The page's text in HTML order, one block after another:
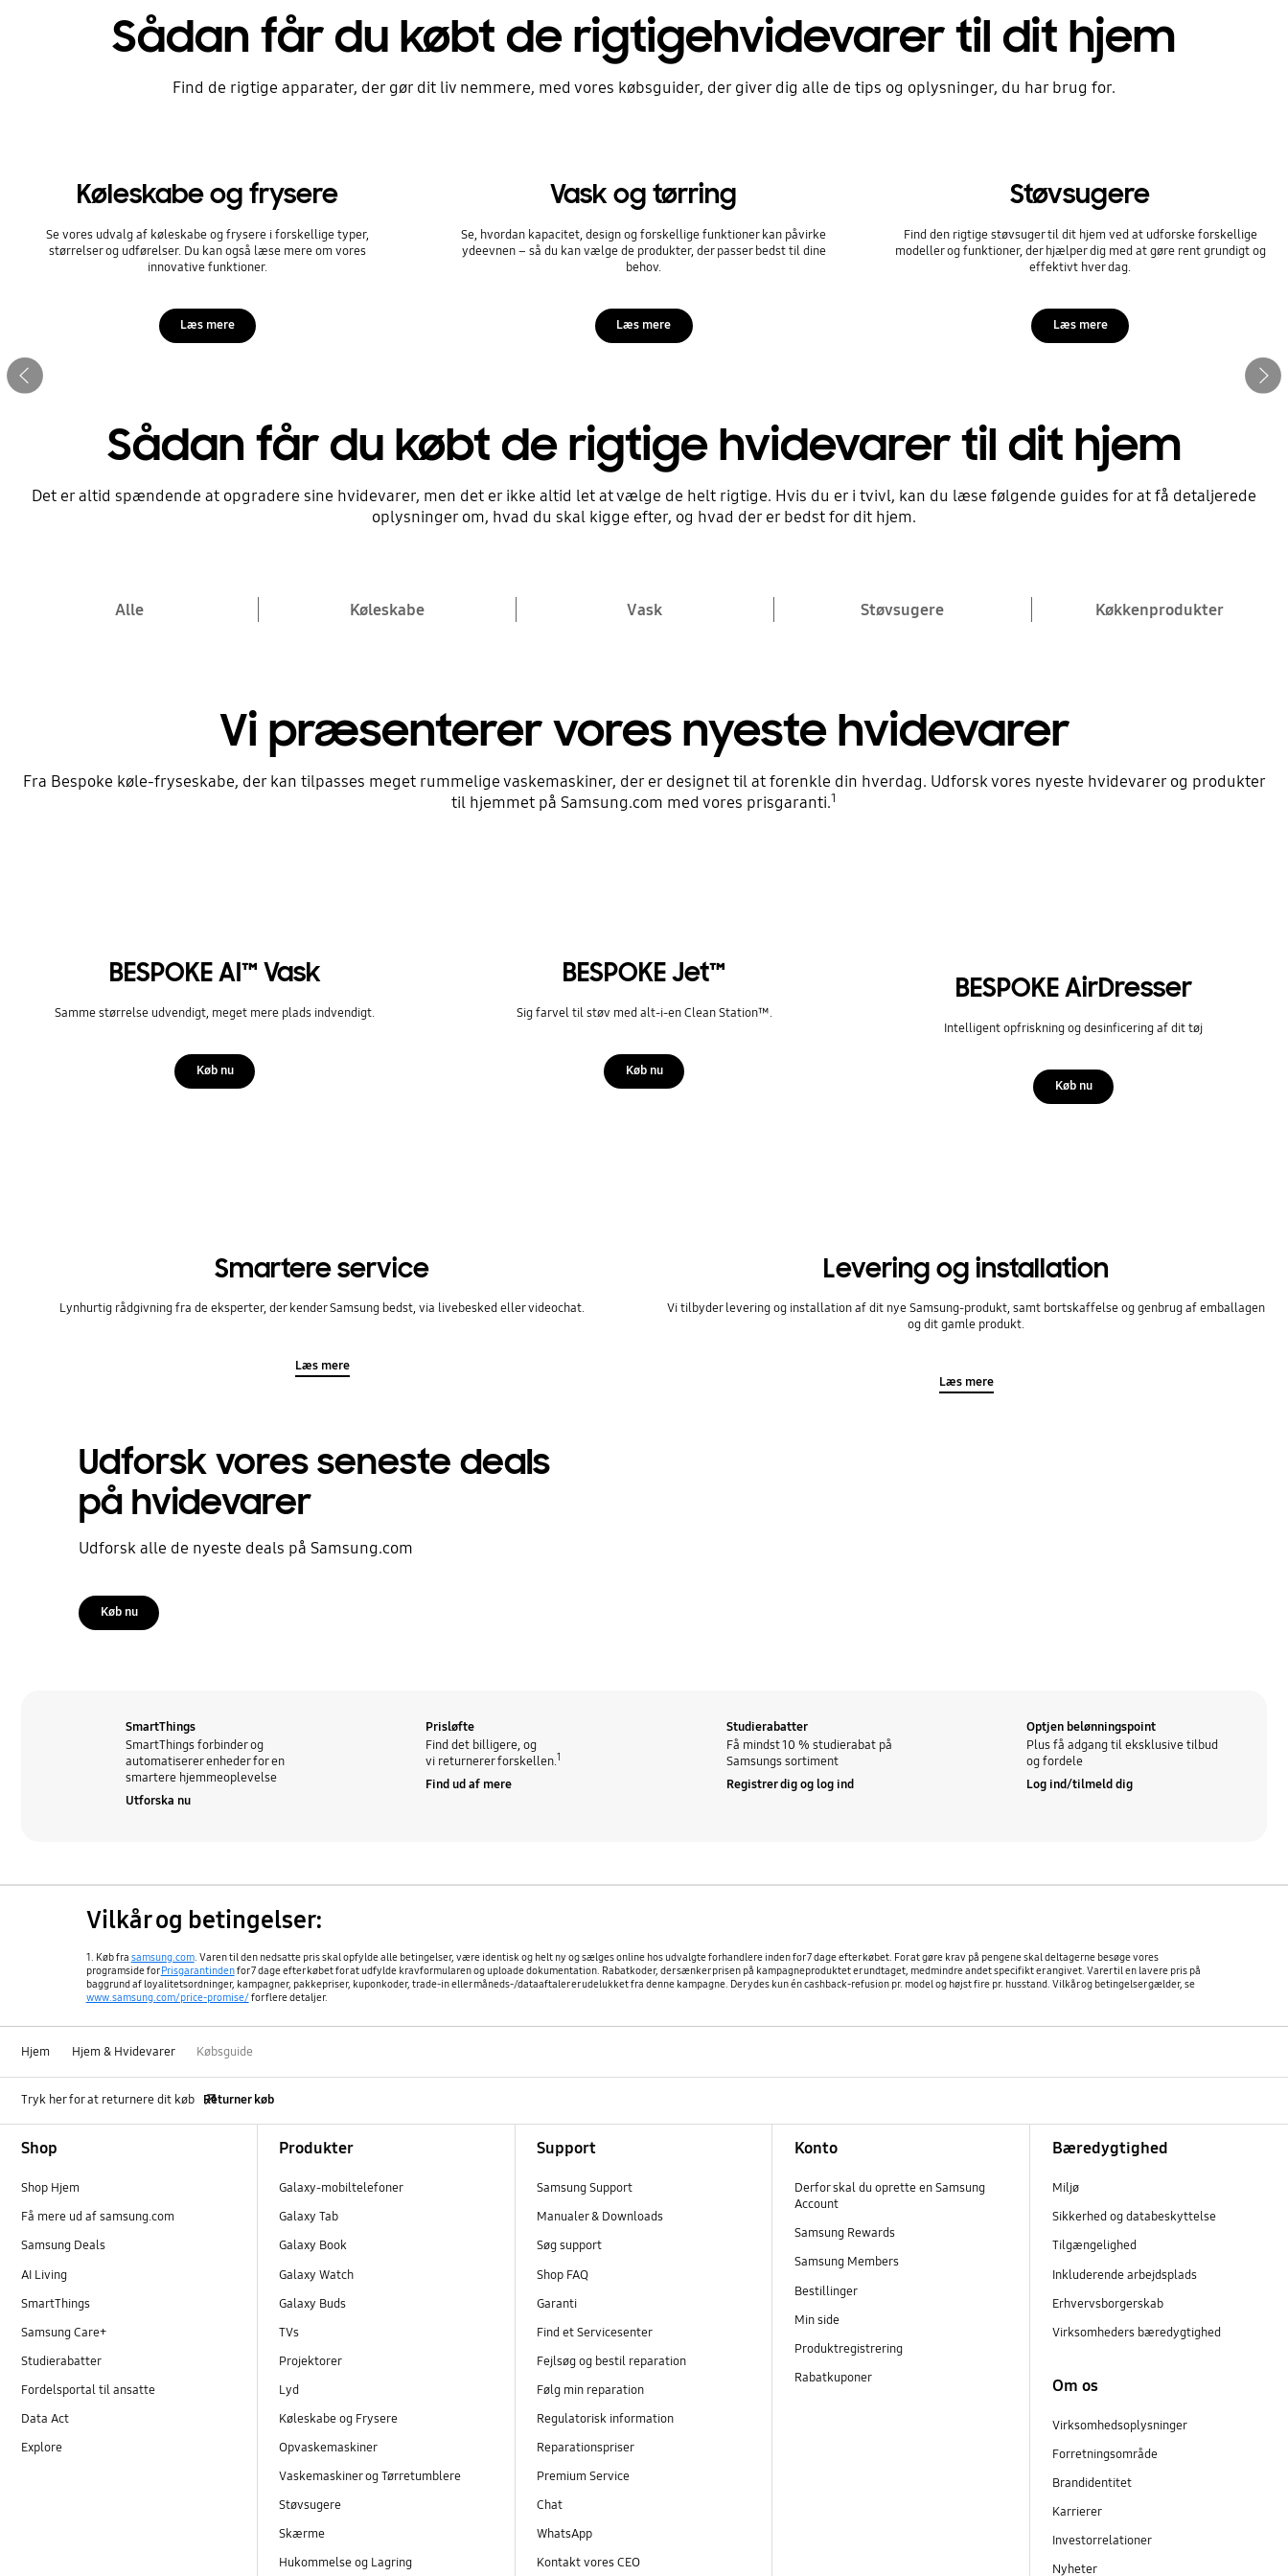
Sådan får du købt de rigtigehvidevarer til dit hjem
Find de rigtige apparater, der gør dit liv nemmere, med vores købsguider, der giver dig alle de tips og oplysninger, du har brug for.
Køleskabe og frysere
Se vores udvalg af køleskabe og frysere i forskellige typer,
størrelser og udførelser. Du kan også læse mere om vores
innovative funktioner.
Læs mere
Vask og tørring
Se, hvordan kapacitet, design og forskellige funktioner kan påvirke
ydeevnen – så du kan vælge de produkter, der passer bedst til dine
behov.
Læs mere
Støvsugere
Find den rigtige støvsuger til dit hjem ved at udforske forskellige
modeller og funktioner, der hjælper dig med at gøre rent grundigt og
effektivt hver dag.
Læs mere
Hjælp mig med at vælge
vaskemaskine og tørretumbler
Kom i gang nu
Hjælp mig med at vælge en
støvsuger
Hjælp mig med at vælge mine
boligartikler og hvidevarer
Sådan får du købt de rigtige hvidevarer til dit hjem
Det er altid spændende at opgradere sine hvidevarer, men det er ikke altid let at vælge de helt rigtige. Hvis du er i tvivl, kan du læse følgende guides for at få detaljerede
oplysninger om, hvad du skal kigge efter, og hvad der er bedst for dit hjem.
Alle Køleskabe Vask Støvsugere Køkkenprodukter
Vi præsenterer vores nyeste hvidevarer
Fra Bespoke køle-fryseskabe, der kan tilpasses meget rummelige vaskemaskiner, der er designet til at forenkle din hverdag. Udforsk vores nyeste hvidevarer og produkter
til hjemmet på Samsung.com med vores prisgaranti.1
BESPOKE AI™ Vask
Samme størrelse udvendigt, meget mere plads indvendigt.
Køb nu
BESPOKE Jet™
Sig farvel til støv med alt-i-en Clean Station™.
Køb nu
BESPOKE AirDresser
Intelligent opfriskning og desinficering af dit tøj
Køb nu
Smartere service
Lynhurtig rådgivning fra de eksperter, der kender Samsung bedst, via livebesked eller videochat.
Læs mere
Levering og installation
Vi tilbyder levering og installation af dit nye Samsung-produkt, samt bortskaffelse og genbrug af emballagen
og dit gamle produkt.
Læs mere
Udforsk vores seneste deals
på hvidevarer
Udforsk alle de nyeste deals på Samsung.com
Køb nu
SmartThings
SmartThings forbinder og
automatiserer enheder for en
smartere hjemmeoplevelse
Utforska nu
Prisløfte
Find det billigere, og
vi returnerer forskellen.1
Find ud af mere
Studierabatter
Få mindst 10 % studierabat på
Samsungs sortiment
Registrer dig og log ind
Optjen belønningspoint
Plus få adgang til eksklusive tilbud
og fordele
Log ind/tilmeld dig
Vilkår og betingelser:
1. Køb fra samsung.com. Varen til den nedsatte pris skal opfylde alle betingelser, være identisk og helt ny og sælges online hos udvalgte forhandlere inden for 7 dage efter købet. For at gøre krav på pengene skal deltagerne besøge vores
programside forPrisgarantindenfor 7 dage efter købet for at udfylde kravformularen og uploade dokumentation. Rabatkoder, der sænker prisen på kampagneproduktet er undtaget, medmindre andet specifikt er angivet. Varer til en lavere pris på
baggrund af loyalitetsordninger, kampagner, pakkepriser, kuponkoder, trade-in eller måneds-/dataaftaler er udelukket fra denne kampagne. Der ydes kun én cashback-refusion pr. model og højst fire pr. husstand. Vilkår og betingelser gælder, se
www.samsung.com/price-promise/for flere detaljer.
Hjem Hjem & Hvidevarer Købsguide
Tryk her for at returnere dit køb Returner køb
Shop
Shop Hjem
Få mere ud af samsung.com
Samsung Deals
AI Living
SmartThings
Samsung Care+
Studierabatter
Fordelsportal til ansatte
Data Act
Explore
Produkter
Galaxy-mobiltelefoner
Galaxy Tab
Galaxy Book
Galaxy Watch
Galaxy Buds
TVs
Projektorer
Lyd
Køleskabe og Frysere
Opvaskemaskiner
Vaskemaskiner og Tørretumblere
Støvsugere
Skærme
Hukommelse og Lagring
Support
Samsung Support
Manualer & Downloads
Søg support
Shop FAQ
Garanti
Find et Servicesenter
Fejlsøg og bestil reparation
Følg min reparation
Regulatorisk information
Reparationspriser
Premium Service
Chat
WhatsApp
Kontakt vores CEO
Konto
Derfor skal du oprette en Samsung
Account
Samsung Rewards
Samsung Members
Bestillinger
Min side
Produktregistrering
Rabatkuponer
Bæredygtighed
Miljø
Sikkerhed og databeskyttelse
Tilgængelighed
Inkluderende arbejdsplads
Erhvervsborgerskab
Virksomheders bæredygtighed
Om os
Virksomhedsoplysninger
Forretningsområde
Brandidentitet
Karrierer
Investorrelationer
Nyheter